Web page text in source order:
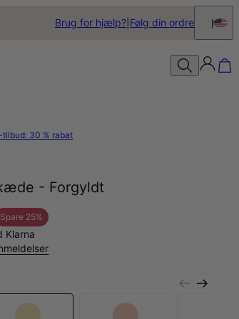
Brug for hjælp? Følg din ordre
30 % rabat
- Forgyldt
Spare 25%
Klarna